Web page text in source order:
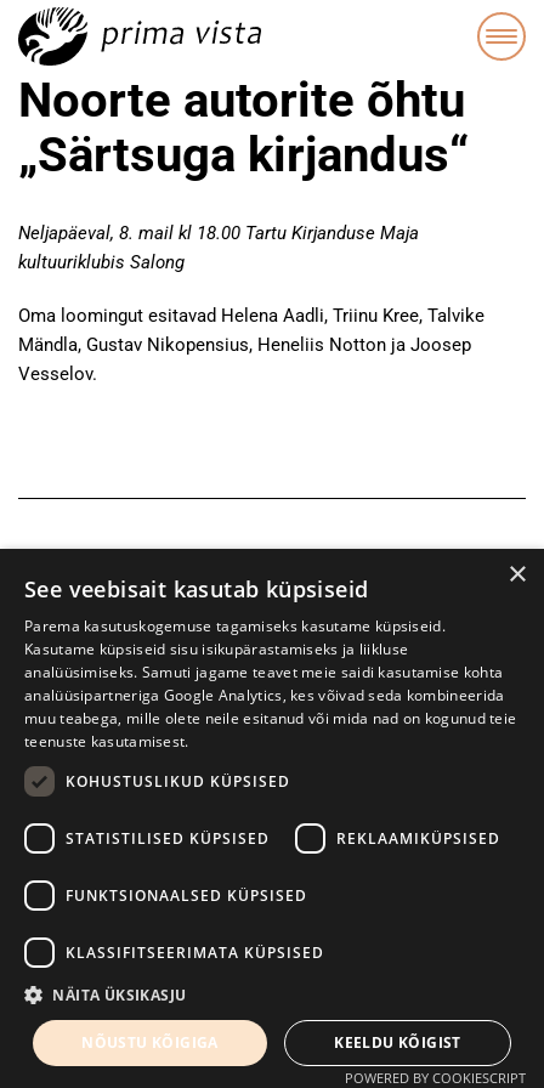
Noorte autorite õhtu
„Särtsuga kirjandus“
Neljapäeval, 8. mail kl 18.00 Tartu Kirjanduse Maja
kultuuriklubis Salong
Oma loomingut esitavad Helena Aadli, Triinu Kree, Talvike
Mändla, Gustav Nikopensius, Heneliis Notton ja Joosep
Vesselov.
Prima Vista kirjandusfestival
+372 56906836
Kodulehe tegemine - AMA
×
See veebisait kasutab küpsiseid
Parema kasutuskogemuse tagamiseks kasutame küpsiseid.
Kasutame küpsiseid sisu isikupärastamiseks ja liikluse
analüüsimiseks. Samuti jagame teavet meie saidi kasutamise kohta
analüüsipartneriga Google Analytics, kes võivad seda kombineerida
muu teabega, mille olete neile esitanud või mida nad on kogunud teie
teenuste kasutamisest.
KOHUSTUSLIKUD KÜPSISED
STATISTILISED KÜPSISED REKLAAMIKÜPSISED
FUNKTSIONAALSED KÜPSISED
KLASSIFITSEERIMATA KÜPSISED
NÄITA ÜKSIKASJU
NÕUSTU KÕIGIGA KEELDU KÕIGIST
POWERED BY COOKIESCRIPT